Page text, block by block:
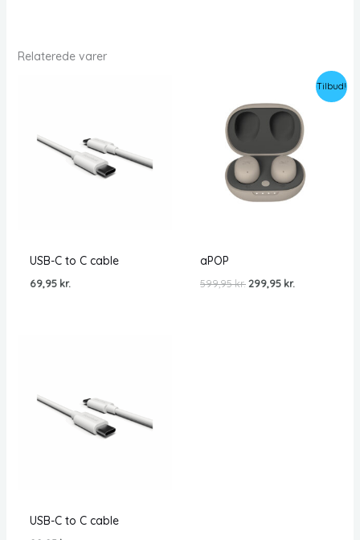
Relaterede varer
USB-C to C cable
69,95 kr.
Tilbud!
aPOP
599,95kr.Den
299,95 kr.
USB-C to C cable